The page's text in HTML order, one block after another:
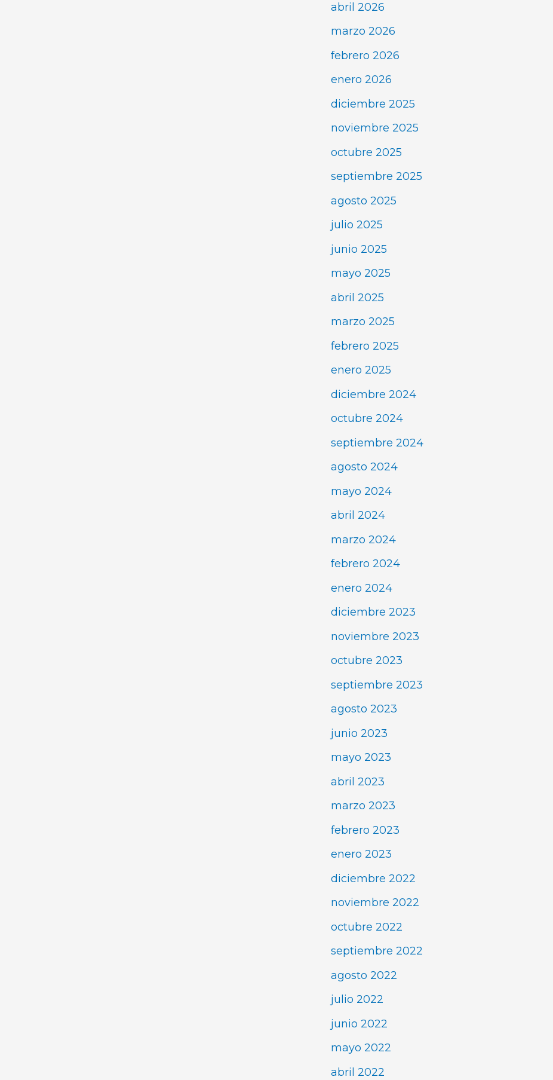
abril 2026
marzo 2026
febrero 2026
enero 2026
diciembre 2025
noviembre 2025
octubre 2025
septiembre 2025
agosto 2025
julio 2025
junio 2025
mayo 2025
abril 2025
marzo 2025
febrero 2025
enero 2025
diciembre 2024
octubre 2024
septiembre 2024
agosto 2024
mayo 2024
abril 2024
marzo 2024
febrero 2024
enero 2024
diciembre 2023
noviembre 2023
octubre 2023
septiembre 2023
agosto 2023
junio 2023
mayo 2023
abril 2023
marzo 2023
febrero 2023
enero 2023
diciembre 2022
noviembre 2022
octubre 2022
septiembre 2022
agosto 2022
julio 2022
junio 2022
mayo 2022
abril 2022